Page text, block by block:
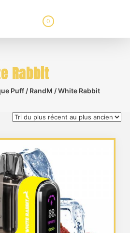
0
Rabbit
Puff / RandM / White Rabbit